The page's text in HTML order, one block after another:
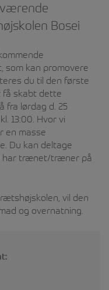
Bosei
som kan promovere
du til den første
få skabt dette
fra lørdag d. 25
13:00. Hvor vi
en masse
Du kan deltage
har trænet/træner på
vil den
og overnatning.